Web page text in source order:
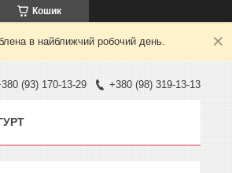
Кошик
в найближчий робочий день.
(93) 170-13-29 +380 (98) 319-13-13